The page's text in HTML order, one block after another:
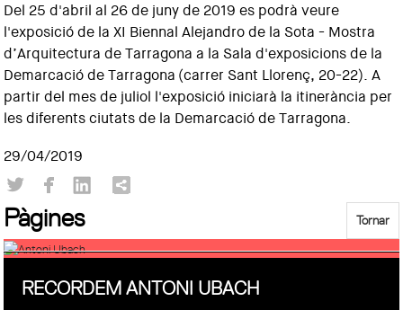
Del 25 d'abril al 26 de juny de 2019 es podrà veure
l'exposició de la XI Biennal Alejandro de la Sota - Mostra
d’Arquitectura de Tarragona a la Sala d'exposicions de la
Demarcació de Tarragona (carrer Sant Llorenç, 20-22). A
partir del mes de juliol l'exposició iniciarà la itinerància per
les diferents ciutats de la Demarcació de Tarragona.
29/04/2019
Tornar
RECORDEM ANTONI UBACH
Pàgines